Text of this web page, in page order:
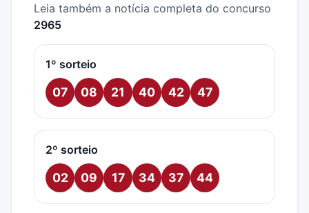
Leia também a notícia completa do concurso
2965
1º sorteio
07 08 21 40 42 47
2º sorteio
02 09 17 34 37 44